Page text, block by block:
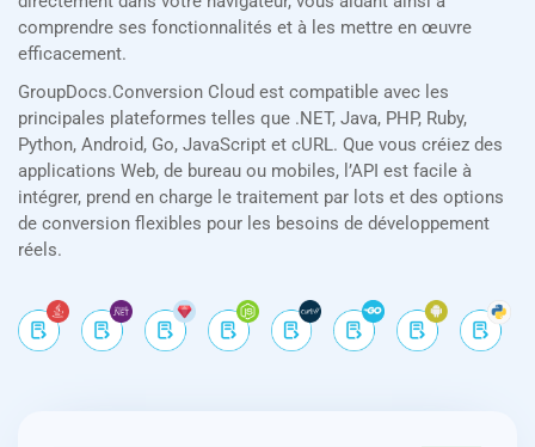
comprendre ses fonctionnalités et à les mettre en œuvre
efficacement.
GroupDocs.Conversion Cloud est compatible avec les
principales plateformes telles que .NET, Java, PHP, Ruby,
Python, Android, Go, JavaScript et cURL. Que vous créiez des
applications Web, de bureau ou mobiles, l’API est facile à
intégrer, prend en charge le traitement par lots et des options
de conversion flexibles pour les besoins de développement
réels.